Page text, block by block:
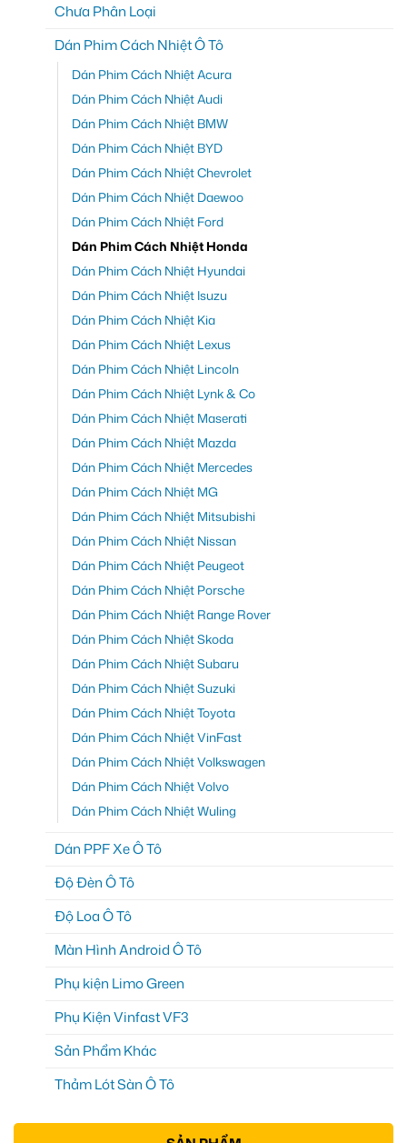
Chưa Phân Loại
Dán Phim Cách Nhiệt Ô Tô
Dán Phim Cách Nhiệt Acura
Dán Phim Cách Nhiệt Audi
Dán Phim Cách Nhiệt BMW
Dán Phim Cách Nhiệt BYD
Dán Phim Cách Nhiệt Chevrolet
Dán Phim Cách Nhiệt Daewoo
Dán Phim Cách Nhiệt Ford
Dán Phim Cách Nhiệt Honda
Dán Phim Cách Nhiệt Hyundai
Dán Phim Cách Nhiệt Isuzu
Dán Phim Cách Nhiệt Kia
Dán Phim Cách Nhiệt Lexus
Dán Phim Cách Nhiệt Lincoln
Dán Phim Cách Nhiệt Lynk & Co
Dán Phim Cách Nhiệt Maserati
Dán Phim Cách Nhiệt Mazda
Dán Phim Cách Nhiệt Mercedes
Dán Phim Cách Nhiệt MG
Dán Phim Cách Nhiệt Mitsubishi
Dán Phim Cách Nhiệt Nissan
Dán Phim Cách Nhiệt Peugeot
Dán Phim Cách Nhiệt Porsche
Dán Phim Cách Nhiệt Range Rover
Dán Phim Cách Nhiệt Skoda
Dán Phim Cách Nhiệt Subaru
Dán Phim Cách Nhiệt Suzuki
Dán Phim Cách Nhiệt Toyota
Dán Phim Cách Nhiệt VinFast
Dán Phim Cách Nhiệt Volkswagen
Dán Phim Cách Nhiệt Volvo
Dán Phim Cách Nhiệt Wuling
Dán PPF Xe Ô Tô
Độ Đèn Ô Tô
Độ Loa Ô Tô
Màn Hình Android Ô Tô
Phụ kiện Limo Green
Phụ Kiện Vinfast VF3
Sản Phẩm Khác
Thảm Lót Sàn Ô Tô